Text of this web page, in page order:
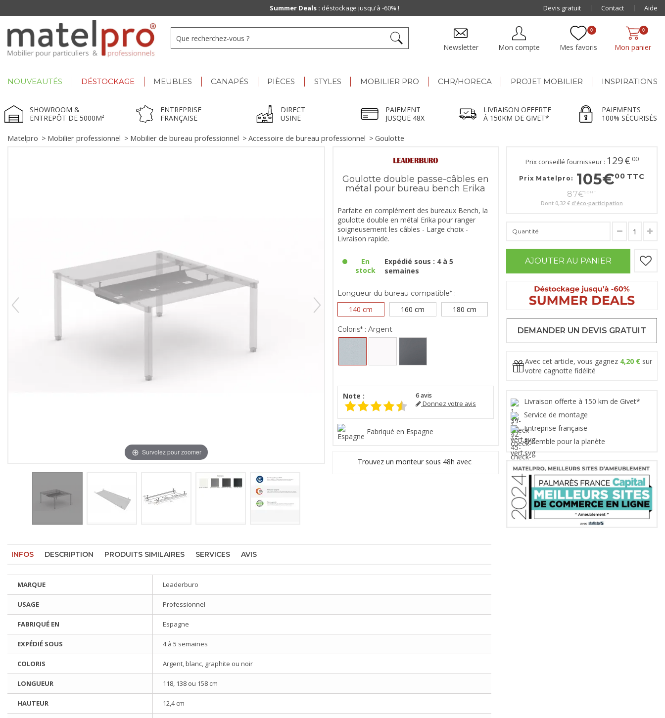
Mon panier
0
Mes favoris
0
Mon compte
Newsletter
NOUVEAUTÉS DÉSTOCKAGE MEUBLES CANAPÉS PIÈCES STYLES MOBILIER PRO CHR/HORECA PROJET MOBILIER INSPIRATIONS
SHOWROOM &
ENTREPÔT DE 5000M²
ENTREPRISE
FRANÇAISE
DIRECT
USINE
PAIEMENT
JUSQUE 48X
LIVRAISON OFFERTE
À 150KM DE GIVET*
PAIEMENTS
100% SÉCURISÉS
Matelpro > Mobilier professionnel > Mobilier de bureau professionnel > Accessoire de bureau professionnel > Goulotte
Survolez pour zoomer
Goulotte double passe-câbles en
métal pour bureau bench Erika
Parfaite en complément des bureaux Bench, la
goulotte double en métal Erika pour ranger
soigneusement les câbles - Large choix -
Livraison rapide.
En
stock
Expédié sous : 4 à 5
semaines
Longueur du bureau compatible* :
140 cm 160 cm 180 cm
Coloris* : Argent
Note : 6avis
Donnez votre avis
Fabriqué en Espagne
Trouvez un monteur sous 48h avec
INFOS DESCRIPTION PRODUITS SIMILAIRES SERVICES AVIS
MARQUE Leaderburo
USAGE Professionnel
FABRIQUÉ EN Espagne
EXPÉDIÉ SOUS 4 à 5 semaines
COLORIS Argent, blanc, graphite ou noir
LONGUEUR 118, 138 ou 158 cm
HAUTEUR 12,4 cm
Prix conseillé fournisseur : 129€ 00
Prix Matelpro: 105€00 TTC
87€50 HT
Dont 0,32 € d'éco-participation
Quantité
AJOUTER AU PANIER
DEMANDER UN DEVIS GRATUIT
Avec cet article, vous gagnez 4,20 € sur
votre cagnotte fidélité
Livraison offerte à 150 km de Givet*
Service de montage
Entreprise française
Ensemble pour la planète
Summer Deals : déstockage jusqu'à -60% ! Paiement jusqu'à48x
Devis gratuit Contact Aide